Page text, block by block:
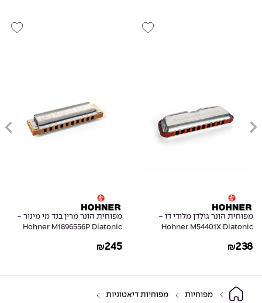
מפוחית הונר גולדן מלודי דו -
Hohner M54401X Diatonic
Progressive in C
₪238
מפוחית הונר מרין בנד מי מינור -
Hohner M1896556P Diatonic
E Natural Minor
₪245
מפוחיות מפוחיות דיאטוניות